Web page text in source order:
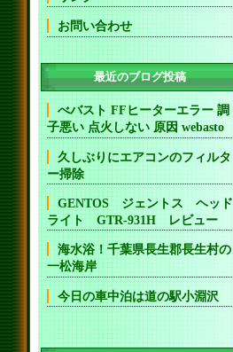
お問い合わせ
最近のブログ投稿
べバスト FFヒーターエラー 調
子悪い 点火しない 原因 webasto
久しぶりにエアコンのフィルタ
ー掃除
GENTOS ジェントス ヘッド
ライト GTR-931H レビュー
海水浴！千葉県長生郡長生村の
一松海岸
今日の車中泊は道の駅小淵沢